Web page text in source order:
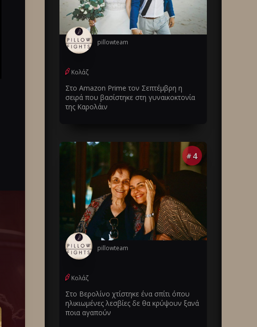
pillowteam
Κολάζ
Στο Amazon Prime τον Σεπτέμβρη η
σειρά που βασίστηκε στη γυναικοκτονία
της Καρολάιν
# 4
pillowteam
Κολάζ
Στο Βερολίνο χτίστηκε ένα σπίτι όπου
ηλικιωμένες λεσβίες δε θα κρύψουν ξανά
ποια αγαπούν